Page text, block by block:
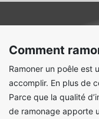
Comment
Ramoner un poêle est
accomplir. En plus de
Parce que la qualité
de ramonage apporte